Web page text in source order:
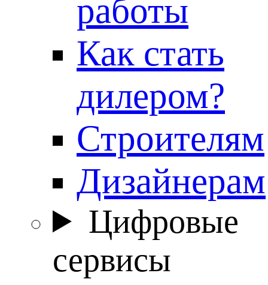
работы
Как стать
дилером?
Строителям
Дизайнерам
Цифровые
сервисы